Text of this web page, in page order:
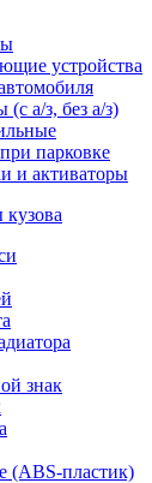
устройства
а/з, без а/з)
парковке
и активаторы
знак
(ABS-пластик)